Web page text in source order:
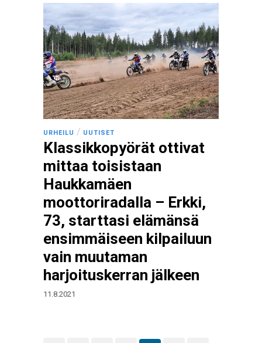
URHEILU / UUTISET
Klassikkopyörät ottivat
mittaa toisistaan
Haukkamäen
moottoriradalla – Erkki,
73, starttasi elämänsä
ensimmäiseen kilpailuun
vain muutaman
harjoituskerran jälkeen
11.8.2021